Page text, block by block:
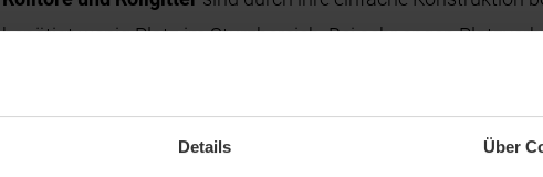
Details Über
benötigt wenig Platz im Sturzbereich. Bei sehr engen
Alle Tortypen bieten eine große Vielfalt an Motiven und die